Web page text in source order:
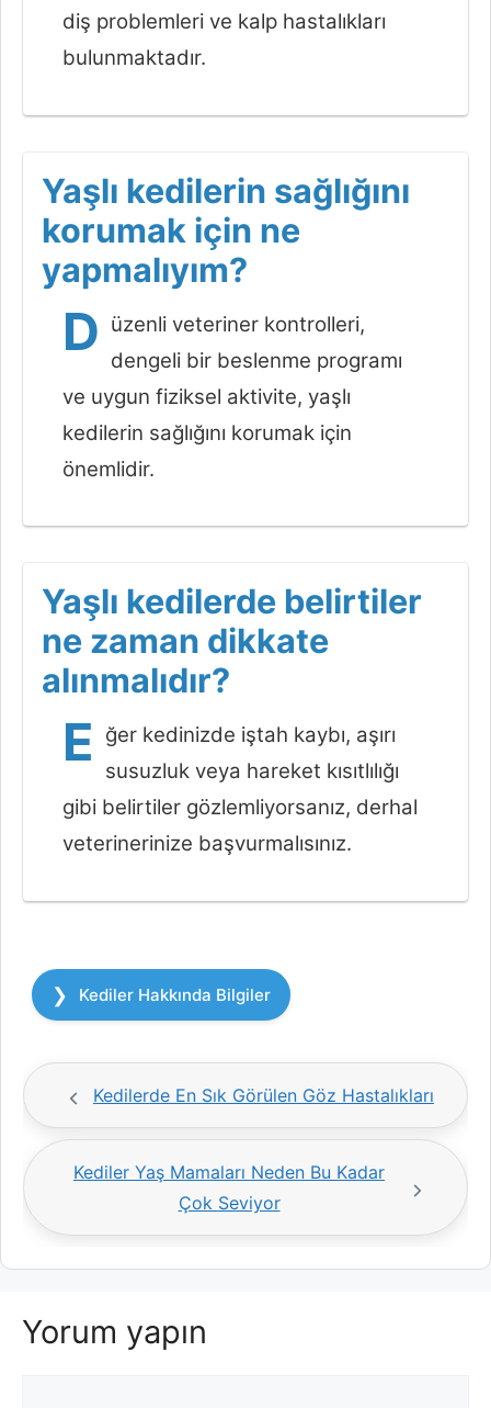
diş problemleri ve kalp hastalıkları
bulunmaktadır.
Yaşlı kedilerin sağlığını
korumak için ne
yapmalıyım?
D üzenli veteriner kontrolleri,
dengeli bir beslenme programı
ve uygun fiziksel aktivite, yaşlı
kedilerin sağlığını korumak için
önemlidir.
Yaşlı kedilerde belirtiler
ne zaman dikkate
alınmalıdır?
E
ğer kedinizde iştah kaybı, aşırı
susuzluk veya hareket kısıtlılığı
gibi belirtiler gözlemliyorsanız, derhal
veterinerinize başvurmalısınız.
Kategoriler
Kediler Hakkında Bilgiler
Kedilerde En Sık Görülen Göz Hastalıkları
Kediler Yaş Mamaları Neden Bu Kadar
Çok Seviyor
Yorum yapın